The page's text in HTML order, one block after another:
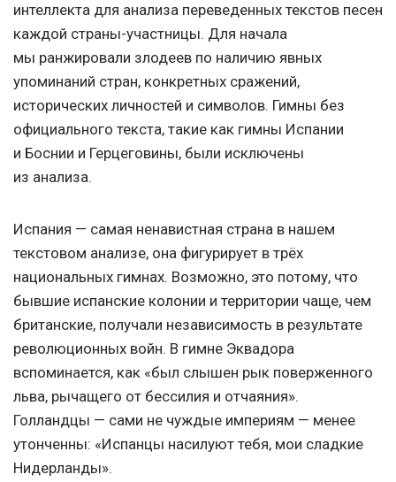
интеллекта для анализа переведенных текстов песен
каждой страны-участницы. Для начала
мы ранжировали злодеев по наличию явных
упоминаний стран, конкретных сражений,
исторических личностей и символов. Гимны без
официального текста, такие как гимны Испании
и Боснии и Герцеговины, были исключены
из анализа.
Испания — самая ненавистная страна в нашем
текстовом анализе, она фигурирует в трёх
национальных гимнах. Возможно, это потому, что
бывшие испанские колонии и территории чаще, чем
британские, получали независимость в результате
революционных войн. В гимне Эквадора
вспоминается, как «был слышен рык поверженного
льва, рычащего от бессилия и отчаяния».
Голландцы — сами не чуждые империям — менее
утонченны: «Испанцы насилуют тебя, мои сладкие
Нидерланды».